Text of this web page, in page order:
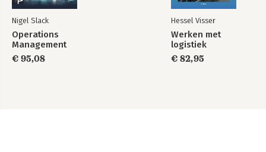
Nigel Slack
Operations
Management
€ 95,08
Hessel Visser
Werken met
logistiek
€ 82,95